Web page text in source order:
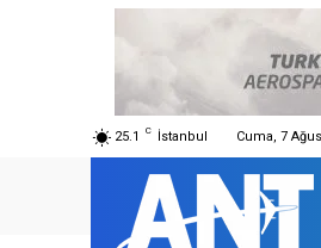
25.1 C İstanbul Cuma, 7